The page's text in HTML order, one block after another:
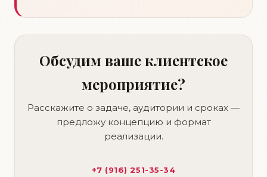
Обсудим ваше клиентское
мероприятие?
Расскажите о задаче, аудитории и сроках —
предложу концепцию и формат
реализации.
+7 (916) 251-35-34